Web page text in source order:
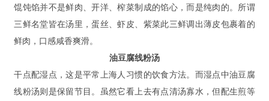
馄饨馅并不是鲜肉、开洋、榨菜制成的馅心，而是纯肉的。所谓
三鲜名堂皆在汤里，蛋丝、虾皮、紫菜此三鲜调出薄皮包裹着的
鲜肉，口感咸香爽滑。
油豆腐线粉汤
干点配湿点，这是平常上海人习惯的饮食方法。而湿点中油豆腐
线粉汤则是保留节目。虽然它看上去有点清汤寡水，但配生煎等